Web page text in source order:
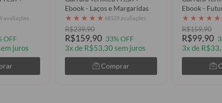
avaliações
OFF
juros
Ebook - Laços e Margaridas
★ ★ ★ ★ ★ 68129 avaliações
R$239,90
R$159,90 33% OFF
3x de R$53,30 sem juros
Comprar
Ebook -
★ ★ ★ ★ ★
R$159,90
R$99,90
3x de